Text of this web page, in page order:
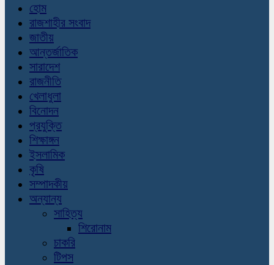
হোম
রাজশাহীর সংবাদ
জাতীয়
আন্তর্জাতিক
সারাদেশ
রাজনীতি
খেলাধুলা
বিনোদন
প্রযুক্তি
শিক্ষাঙ্গন
ইসলামিক
কৃষি
সম্পাদকীয়
অন্যান্য
সাহিত্য
শিরোনাম
চাকরি
টিপস